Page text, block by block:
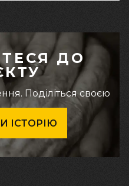
ДО
Поділіться своєю
ІСТОРІЮ